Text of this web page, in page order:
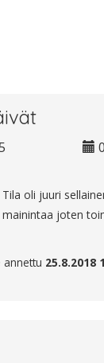
Tila oli juuri
mainintaa joten
annettu 25.8.2018